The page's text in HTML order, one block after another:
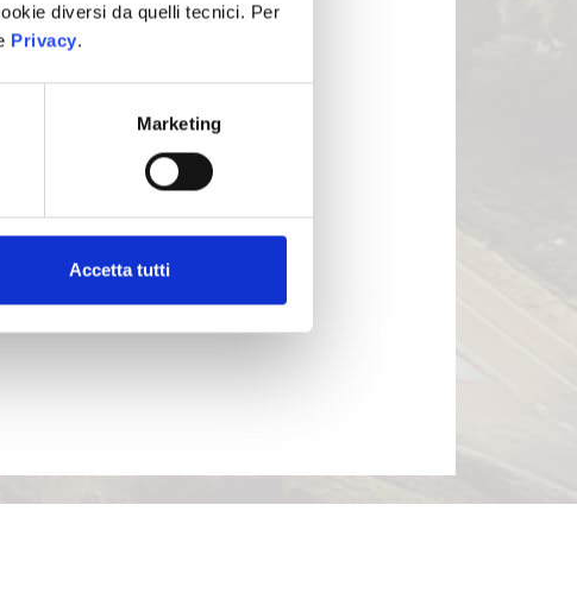
diversi da quelli tecnici. Per
Privacy.
Marketing
Accetta tutti